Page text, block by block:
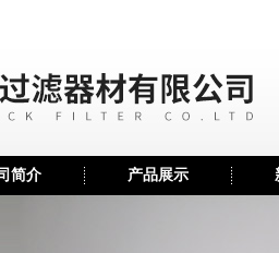
简介 产品展示